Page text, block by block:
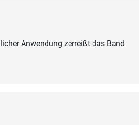
Anwendung zerreißt das Band